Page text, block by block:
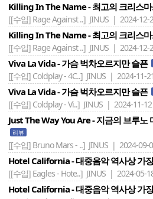
Killing In The Name - 최고의 크리스
[[수입] Rage Against ..] JINUS | 2024-12-
Killing In The Name - 최고의 크리스
[[수입] Rage Against ..] JINUS | 2024-12-
Viva La Vida - 가슴 벅차오르지만 슬픈
[[수입] Coldplay - 4C..] JINUS | 2024-11-
Viva La Vida - 가슴 벅차오르지만 슬픈
[[수입] Coldplay - Vi..] JINUS | 2024-11-
Just The Way You Are - 지금의 브루노
리뷰
[[수입] Bruno Mars - ..] JINUS | 2024-09-
Hotel California - 대중음악 역사상 가
[[수입] Eagles - Hote..] JINUS | 2024-05-
Hotel California - 대중음악 역사상 가